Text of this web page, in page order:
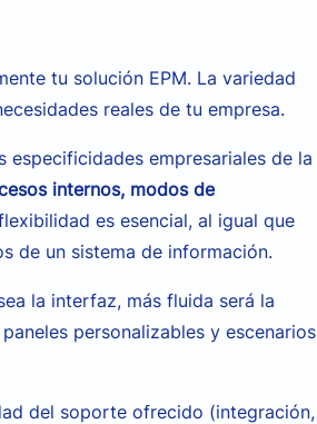
tu solución EPM. La variedad
reales de tu empresa.
empresariales de la
internos, modos de
es esencial, al igual que
de un sistema de información.
la interfaz, más fluida será la
personalizables y escenarios
del soporte ofrecido (integración,